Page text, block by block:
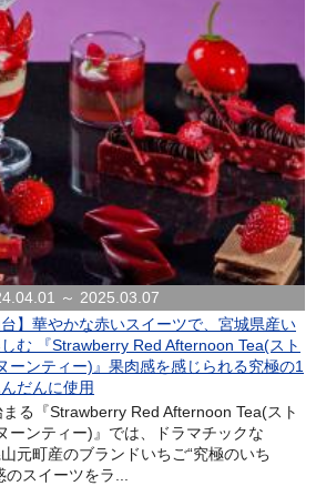
～ 2025.03.07
台】華やかな赤いスイーツで、宮城県産い
む 『Strawberry Red Afternoon Tea(スト
ーンティー)』果肉感を感じられる究極の1
だんに使用
る『Strawberry Red Afternoon Tea(スト
ーンティー)』では、ドラマチックな
元町産のブランドいちご“究極のいち
のスイーツをラ...